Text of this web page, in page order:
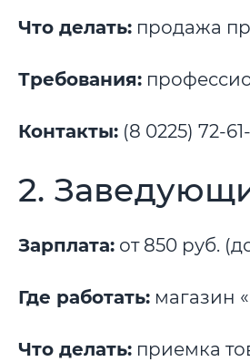
Что делать: продажа
Требования:
Контакты: (8 0225) 72-
2.
Зарплата: от 850 руб.
Где работать: магазин
Что делать: приемка